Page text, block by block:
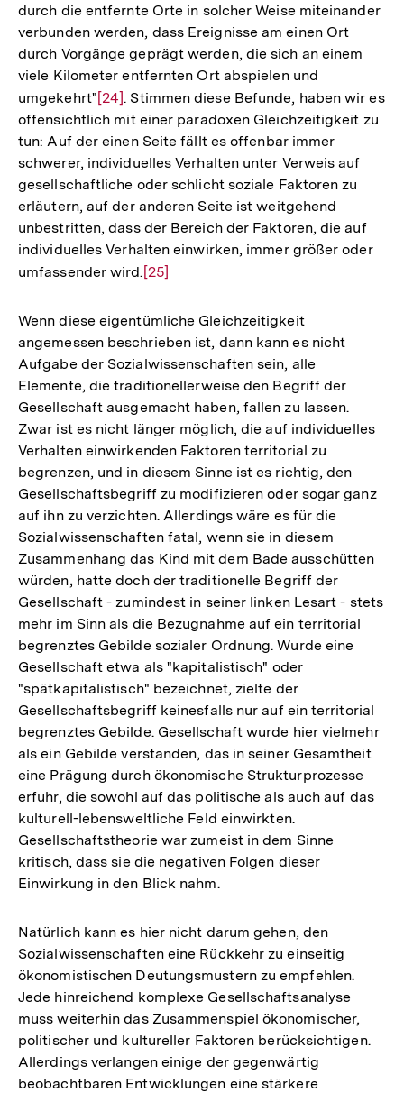
durch die entfernte Orte in solcher Weise miteinander
verbunden werden, dass Ereignisse am einen Ort
durch Vorgänge geprägt werden, die sich an einem
viele Kilometer entfernten Ort abspielen und
umgekehrt"Zur
Auflösung
der
Fußnote
[24]. Stimmen diese Befunde, haben wir es
offensichtlich mit einer paradoxen Gleichzeitigkeit zu
tun: Auf der einen Seite fällt es offenbar immer
schwerer, individuelles Verhalten unter Verweis auf
gesellschaftliche oder schlicht soziale Faktoren zu
erläutern, auf der anderen Seite ist weitgehend
unbestritten, dass der Bereich der Faktoren, die auf
individuelles Verhalten einwirken, immer größer oder
umfassender wird. Zur
der
Fußnote
[25]
Wenn diese eigentümliche Gleichzeitigkeit
angemessen beschrieben ist, dann kann es nicht
Aufgabe der Sozialwissenschaften sein, alle
Elemente, die traditionellerweise den Begriff der
Gesellschaft ausgemacht haben, fallen zu lassen.
Zwar ist es nicht länger möglich, die auf individuelles
Verhalten einwirkenden Faktoren territorial zu
begrenzen, und in diesem Sinne ist es richtig, den
Gesellschaftsbegriff zu modifizieren oder sogar ganz
auf ihn zu verzichten. Allerdings wäre es für die
Sozialwissenschaften fatal, wenn sie in diesem
Zusammenhang das Kind mit dem Bade ausschütten
würden, hatte doch der traditionelle Begriff der
Gesellschaft - zumindest in seiner linken Lesart - stets
mehr im Sinn als die Bezugnahme auf ein territorial
begrenztes Gebilde sozialer Ordnung. Wurde eine
Gesellschaft etwa als "kapitalistisch" oder
"spätkapitalistisch" bezeichnet, zielte der
Gesellschaftsbegriff keinesfalls nur auf ein territorial
begrenztes Gebilde. Gesellschaft wurde hier vielmehr
als ein Gebilde verstanden, das in seiner Gesamtheit
eine Prägung durch ökonomische Strukturprozesse
erfuhr, die sowohl auf das politische als auch auf das
kulturell-lebensweltliche Feld einwirkten.
Gesellschaftstheorie war zumeist in dem Sinne
kritisch, dass sie die negativen Folgen dieser
Einwirkung in den Blick nahm.
Natürlich kann es hier nicht darum gehen, den
Sozialwissenschaften eine Rückkehr zu einseitig
ökonomistischen Deutungsmustern zu empfehlen.
Jede hinreichend komplexe Gesellschaftsanalyse
muss weiterhin das Zusammenspiel ökonomischer,
politischer und kultureller Faktoren berücksichtigen.
Allerdings verlangen einige der gegenwärtig
beobachtbaren Entwicklungen eine stärkere